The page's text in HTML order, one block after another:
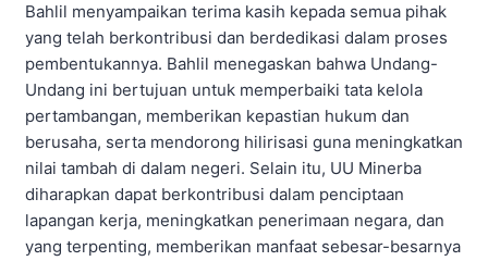
Bahlil menyampaikan terima kasih kepada semua pihak
yang telah berkontribusi dan berdedikasi dalam proses
pembentukannya. Bahlil menegaskan bahwa Undang-
Undang ini bertujuan untuk memperbaiki tata kelola
pertambangan, memberikan kepastian hukum dan
berusaha, serta mendorong hilirisasi guna meningkatkan
nilai tambah di dalam negeri. Selain itu, UU Minerba
diharapkan dapat berkontribusi dalam penciptaan
lapangan kerja, meningkatkan penerimaan negara, dan
yang terpenting, memberikan manfaat sebesar-besarnya